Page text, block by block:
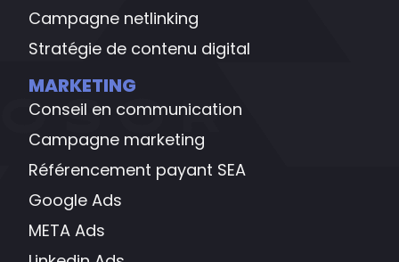
Campagne netlinking
Stratégie de contenu digital
MARKETING
Conseil en communication
Campagne marketing
Référencement payant SEA
Google Ads
META Ads